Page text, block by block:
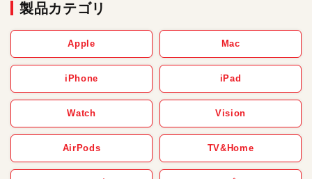
製品カテゴリ
Apple Mac
iPhone iPad
Watch Vision
AirPods TV&Home